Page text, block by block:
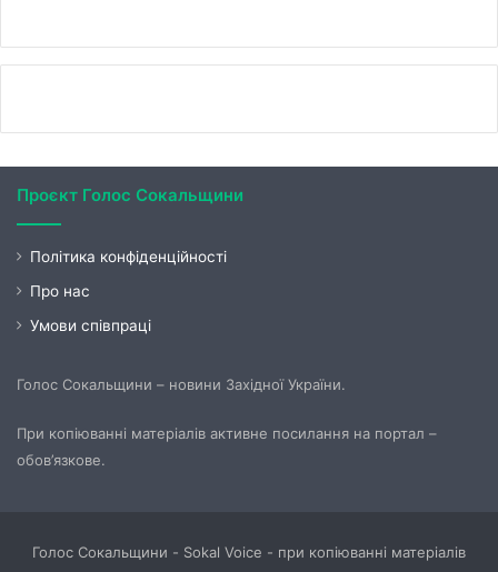
Проєкт Голос Сокальщини
Політика конфіденційності
Про нас
Умови співпраці
Голос Сокальщини – новини Західної України.
При копіюванні матеріалів активне посилання на портал –
обов’язкове.
Голос Сокальщини - Sokal Voice - при копіюванні матеріалів